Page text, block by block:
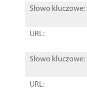
Słowo kluczowe:
URL:
Słowo kluczowe:
URL: